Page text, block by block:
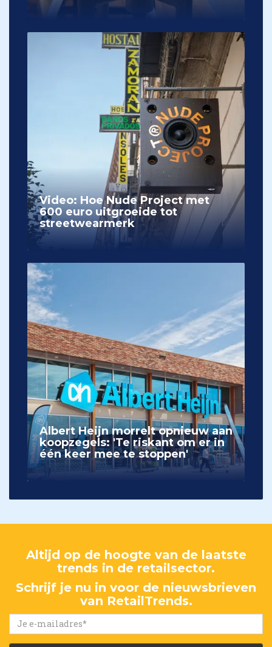
Video: Hoe Nude Project met
600 euro uitgroeide tot
streetwearmerk
Albert Heijn morrelt opnieuw aan
koopzegels: 'Te riskant om er in
één keer mee te stoppen'
Altijd op de hoogte van de laatste
trends in de retailsector.
Schrijf je nu in voor de nieuwsbrieven
van RetailTrends.